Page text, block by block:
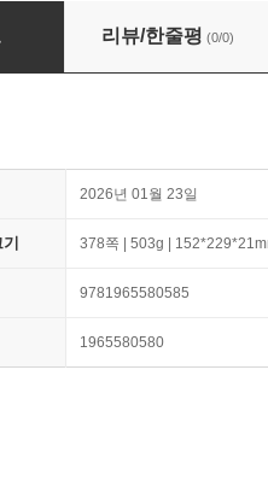
Comunità Più Grande
리뷰/한줄평 (0/0)
2026년 01월 23일
378쪽 | 503g |
9781965580585
1965580580